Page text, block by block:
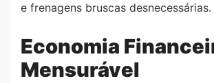
e frenagens bruscas desnecessárias.
Economia
Mensurável